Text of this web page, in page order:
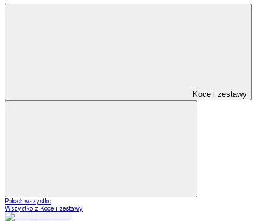
Koce i zestawy
Pokaż wszystko
Wszystko z Koce i zestawy